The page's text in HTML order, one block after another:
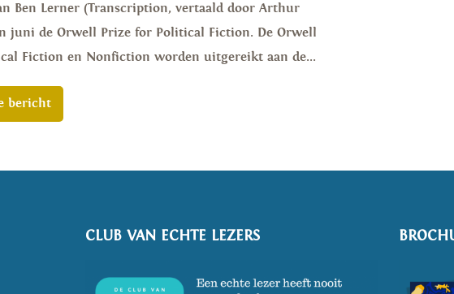
Ben Lerner (Transcription, vertaald door Arthur
juni de Orwell Prize for Political Fiction. De Orwell
Fiction en Nonfiction worden uitgereikt aan de...
bericht
CLUB VAN ECHTE LEZERS